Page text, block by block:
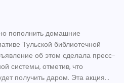
пополнить домашние
Тульской библиотечной
об этом сделала пресс-
системы, отметив, что
получить даром. Эта акция